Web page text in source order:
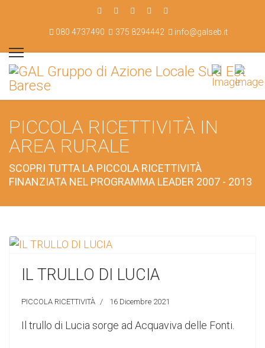
080 4737490 375 8294442 info@galseb.it
PICCOLA RICETTIVITÀ IN
AREA RURALE
SCOPRI TUTTA LA PICCOLA RICETTIVITÀ
FINANZIATA NEL PROGRAMMA LEADER 2007 - 2013
IL TRULLO DI LUCIA
PICCOLA RICETTIVITÀ 16 Dicembre 2021
Il trullo di Lucia sorge ad Acquaviva delle Fonti.